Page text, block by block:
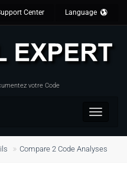
Center Language
votre Code
Toggle
Compare 2 Code Analyses